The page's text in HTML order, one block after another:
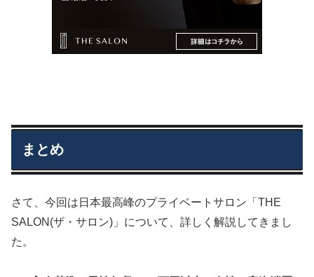
まとめ
さて、今回は日本最高峰のプライベートサロン「THE
SALON(ザ・サロン)」について、詳しく解説してきまし
た。